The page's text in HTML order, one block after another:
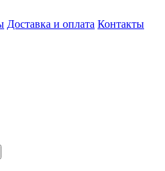
Доставка и оплата Контакты